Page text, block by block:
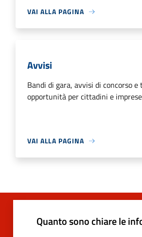
VAI ALLA PAGINA
Avvisi
Bandi di gara, avvisi di concorso
opportunità per cittadini e
VAI ALLA PAGINA
Quanto sono chiare le